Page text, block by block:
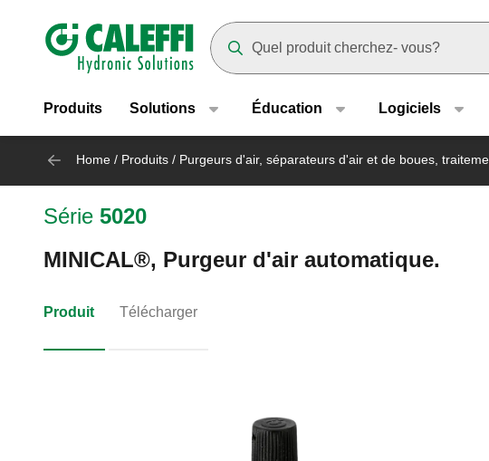
Header main navigation
Produits Solutions Éducation Logiciels
Home / Produits / Purgeurs d'air, séparateurs d'air et de boues,
Série 5020
MINICAL®, Purgeur d'air automatique.
Produit Télécharger